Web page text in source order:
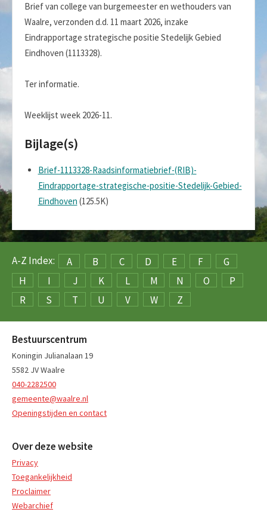
Brief van college van burgemeester en wethouders van
Waalre, verzonden d.d. 11 maart 2026, inzake
Eindrapportage strategische positie Stedelijk Gebied
Eindhoven (1113328).
Ter informatie.
Weeklijst week 2026-11.
Bijlage(s)
Brief-1113328-Raadsinformatiebrief-(RIB)-
Eindrapportage-strategische-positie-Stedelijk-Gebied-
Eindhoven (125.5K)
A-Z Index: A B C D E F
G
H
I J K L M N O
P
R
S T U V W Z
Bestuurscentrum
Koningin Julianalaan 19
5582 JV Waalre
040-2282500
gemeente@waalre.nl
Openingstijden en contact
Over deze website
Privacy
Toegankelijkheid
Proclaimer
Webarchief